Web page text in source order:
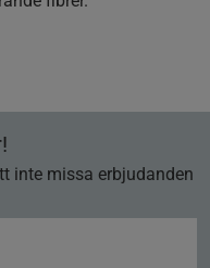
inte missa erbjudanden